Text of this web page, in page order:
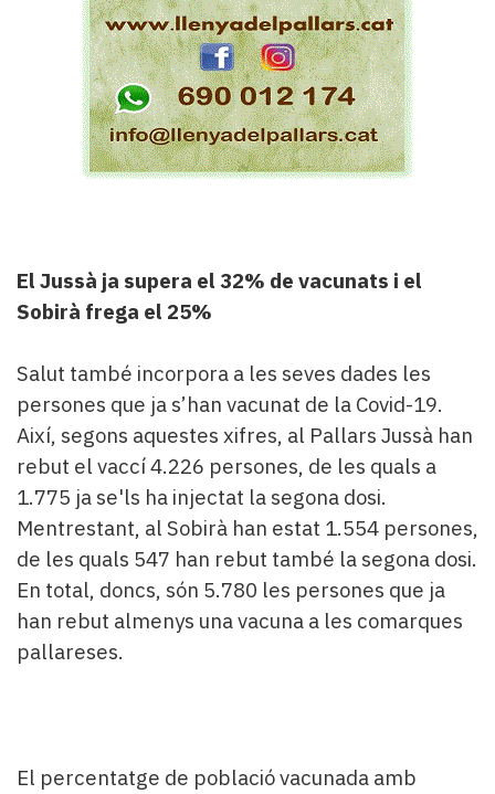
El Jussà ja supera el 32% de vacunats i el
Sobirà frega el 25%
Salut també incorpora a les seves dades les
persones que ja s’han vacunat de la Covid-19.
Així, segons aquestes xifres, al Pallars Jussà han
rebut el vaccí 4.226 persones, de les quals a
1.775 ja se'ls ha injectat la segona dosi.
Mentrestant, al Sobirà han estat 1.554 persones,
de les quals 547 han rebut també la segona dosi.
En total, doncs, són 5.780 les persones que ja
han rebut almenys una vacuna a les comarques
pallareses.
El percentatge de població vacunada amb